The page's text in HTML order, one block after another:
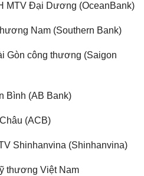
MTV Đại Dương (OceanBank)
Nam (Southern Bank)
Gòn công thương (Saigon
Bình (AB Bank)
(ACB)
Shinhanvina (Shinhanvina)
thương Việt Nam